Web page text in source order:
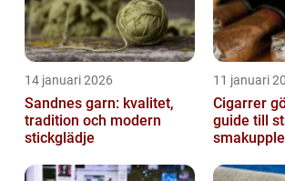
14 januari 2026
Sandnes garn: kvalitet,
tradition och modern
stickglädje
11 januari
Cigarrer
guide till